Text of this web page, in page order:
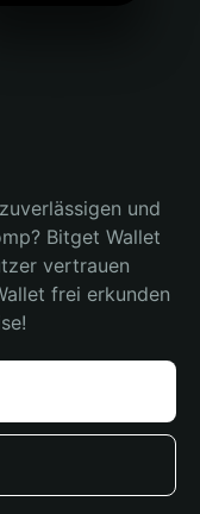
und
Bitget Wallet
vertrauen
frei erkunden